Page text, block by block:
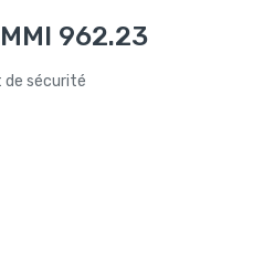
962.23
de sécurité